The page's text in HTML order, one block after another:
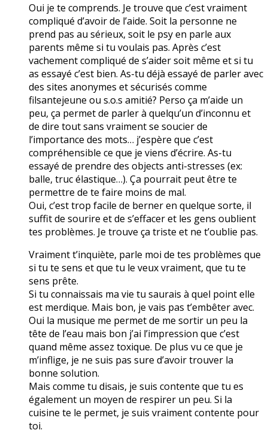
Oui je te comprends. Je trouve que c’est vraiment
compliqué d’avoir de l’aide. Soit la personne ne
prend pas au sérieux, soit le psy en parle aux
parents même si tu voulais pas. Après c’est
vachement compliqué de s’aider soit même et si tu
as essayé c’est bien. As-tu déjà essayé de parler avec
des sites anonymes et sécurisés comme
filsantejeune ou s.o.s amitié? Perso ça m’aide un
peu, ça permet de parler à quelqu’un d’inconnu et
de dire tout sans vraiment se soucier de
l’importance des mots… j’espère que c’est
compréhensible ce que je viens d’écrire. As-tu
essayé de prendre des objects anti-stresses (ex:
balle, truc élastique…). Ça pourrait peut être te
permettre de te faire moins de mal.
Oui, c’est trop facile de berner en quelque sorte, il
suffit de sourire et de s’effacer et les gens oublient
tes problèmes. Je trouve ça triste et ne t’oublie pas.
Vraiment t’inquiète, parle moi de tes problèmes que
si tu te sens et que tu le veux vraiment, que tu te
sens prête.
Si tu connaissais ma vie tu saurais à quel point elle
est merdique. Mais bon, je vais pas t’embêter avec.
Oui la musique me permet de me sortir un peu la
tête de l’eau mais bon j’ai l’impression que c’est
quand même assez toxique. De plus vu ce que je
m’inflige, je ne suis pas sure d’avoir trouver la
bonne solution.
Mais comme tu disais, je suis contente que tu es
également un moyen de respirer un peu. Si la
cuisine te le permet, je suis vraiment contente pour
toi.